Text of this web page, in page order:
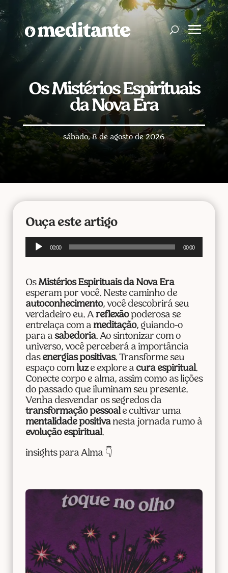
Os Mistérios Espirituais
da Nova Era
sábado, 8 de agosto de 2026
Ouça este artigo
Tocador
00:00 00:00
OsMistérios Espirituais da Nova Era
esperam por você. Neste caminho de
autoconhecimento, você descobrirá seu
verdadeiro eu. A reflexãopoderosa se
entrelaça com a meditação, guiando-o
para a sabedoria. Ao sintonizar com o
universo, você perceberá a importância
das energias positivas. Transforme seu
espaço com luze explore a cura espiritual.
Conecte corpo e alma, assim como as lições
do passado que iluminam seu presente.
Venha desvendar os segredos da
transformação pessoale cultivar uma
mentalidade positivanesta jornada rumo à
evolução espiritual.
insights para Alma 👇